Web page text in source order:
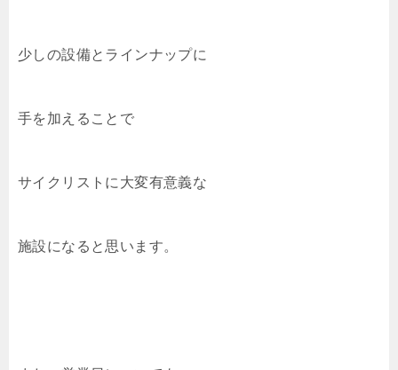
少しの設備とラインナップに
手を加えることで
サイクリストに大変有意義な
施設になると思います。